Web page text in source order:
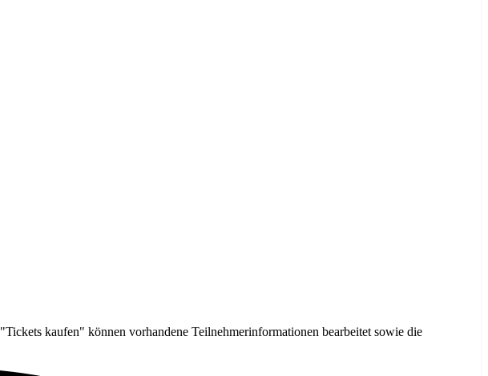
kaufen" können vorhandene Teilnehmerinformationen bearbeitet sowie die